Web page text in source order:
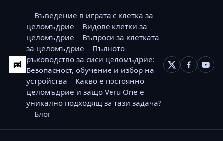
Въведение в играта с клетка за
целомъдрие
Видове клетки за
целомъдрие
Въпроси за клетката
за целомъдрие
Пълното
ръководство за сиси целомъдрие:
Безопасност, обучение и избор на
устройства
Какво е постоянно
целомъдрие и защо Veru One е
уникално подходящ за тази задача?
Блог